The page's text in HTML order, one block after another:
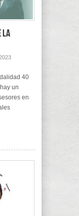
la
40
un
en